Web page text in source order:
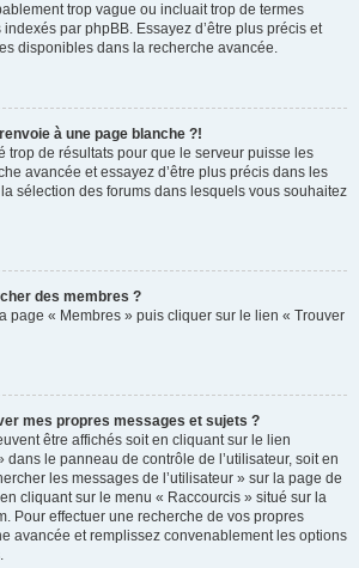
trop vague ou incluait trop de termes
par phpBB. Essayez d’être plus précis et
disponibles dans la recherche avancée.
à une page blanche ?!
trop de résultats pour que le serveur puisse les
avancée et essayez d’être plus précis dans les
sélection des forums dans lesquels vous souhaitez
des membres ?
page « Membres » puis cliquer sur le lien « Trouver
mes propres messages et sujets ?
être affichés soit en cliquant sur le lien
dans le panneau de contrôle de l’utilisateur, soit en
les messages de l’utilisateur » sur la page de
cliquant sur le menu « Raccourcis » situé sur la
Pour effectuer une recherche de vos propres
avancée et remplissez convenablement les options